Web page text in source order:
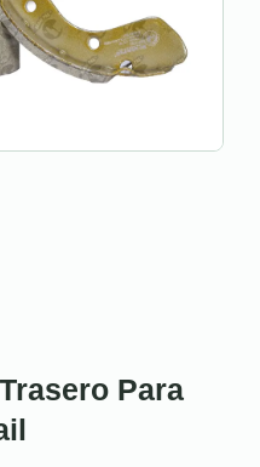
Para